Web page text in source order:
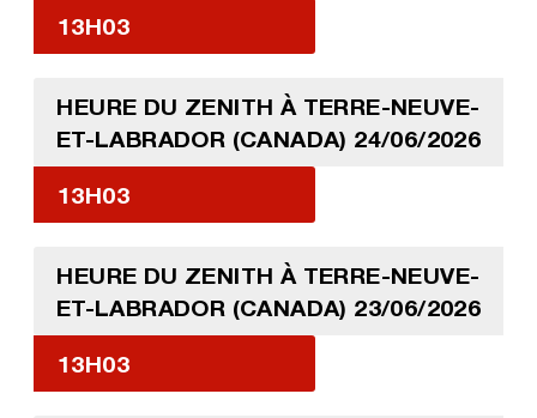
13H03
HEURE DU ZENITH À TERRE-NEUVE-
ET-LABRADOR (CANADA) 24/06/2026
13H03
HEURE DU ZENITH À TERRE-NEUVE-
ET-LABRADOR (CANADA) 23/06/2026
13H03